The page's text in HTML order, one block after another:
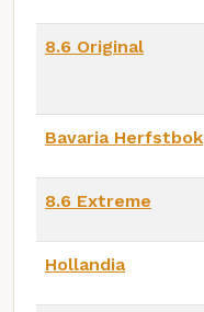
8.6 Original
Bavaria Herfstbok
8.6 Extreme
Hollandia